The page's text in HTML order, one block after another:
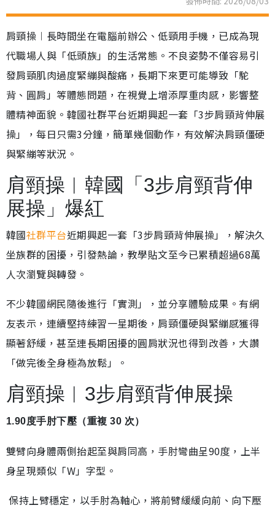
肩頸操︱長時間坐在電腦前辦公、低頸用手機，已成為現
代職場人與「低頭族」的生活常態。不良姿勢不僅容易引
發肩頸肌肉過度緊繃與酸痛，長期下來更可能導致「駝
背、圓肩」等體態問題，在視覺上增添厚重肉感，影響整
體精神面貌。韓國社群平台近期興起一套「3步肩頸背伸展
操」，每日只需3分鐘，簡單幾個動作，有效解決肩頸僵硬
與緊繃等狀況。
肩頸操︱韓國「3步肩頸背伸
展操」爆紅
韓國社群平台近期興起一套「3步肩頸背伸展操」，解決久
坐族群的困擾，引發熱論，教學貼文至今已累積超過68萬
人次瀏覽與轉發。
不少韓國網民隨後進行「實測」，並分享體驗成果。有網
友表示，連續堅持練習一星期後，肩頸僵硬與緊繃感獲得
顯著舒緩，甚至連長期困擾的圓肩狀況也得到改善，大讚
「做完後全身極為放鬆」。
肩頸操︱3步肩頸背伸展操
1.90度手肘下壓（重複 30 次）
雙臂向身體兩側抬起至與肩同高，手肘彎曲呈90度，上半
身呈現類似「W」字型。
保持上臂穩定，以手肘為軸心，將前臂緩緩向前、向下壓